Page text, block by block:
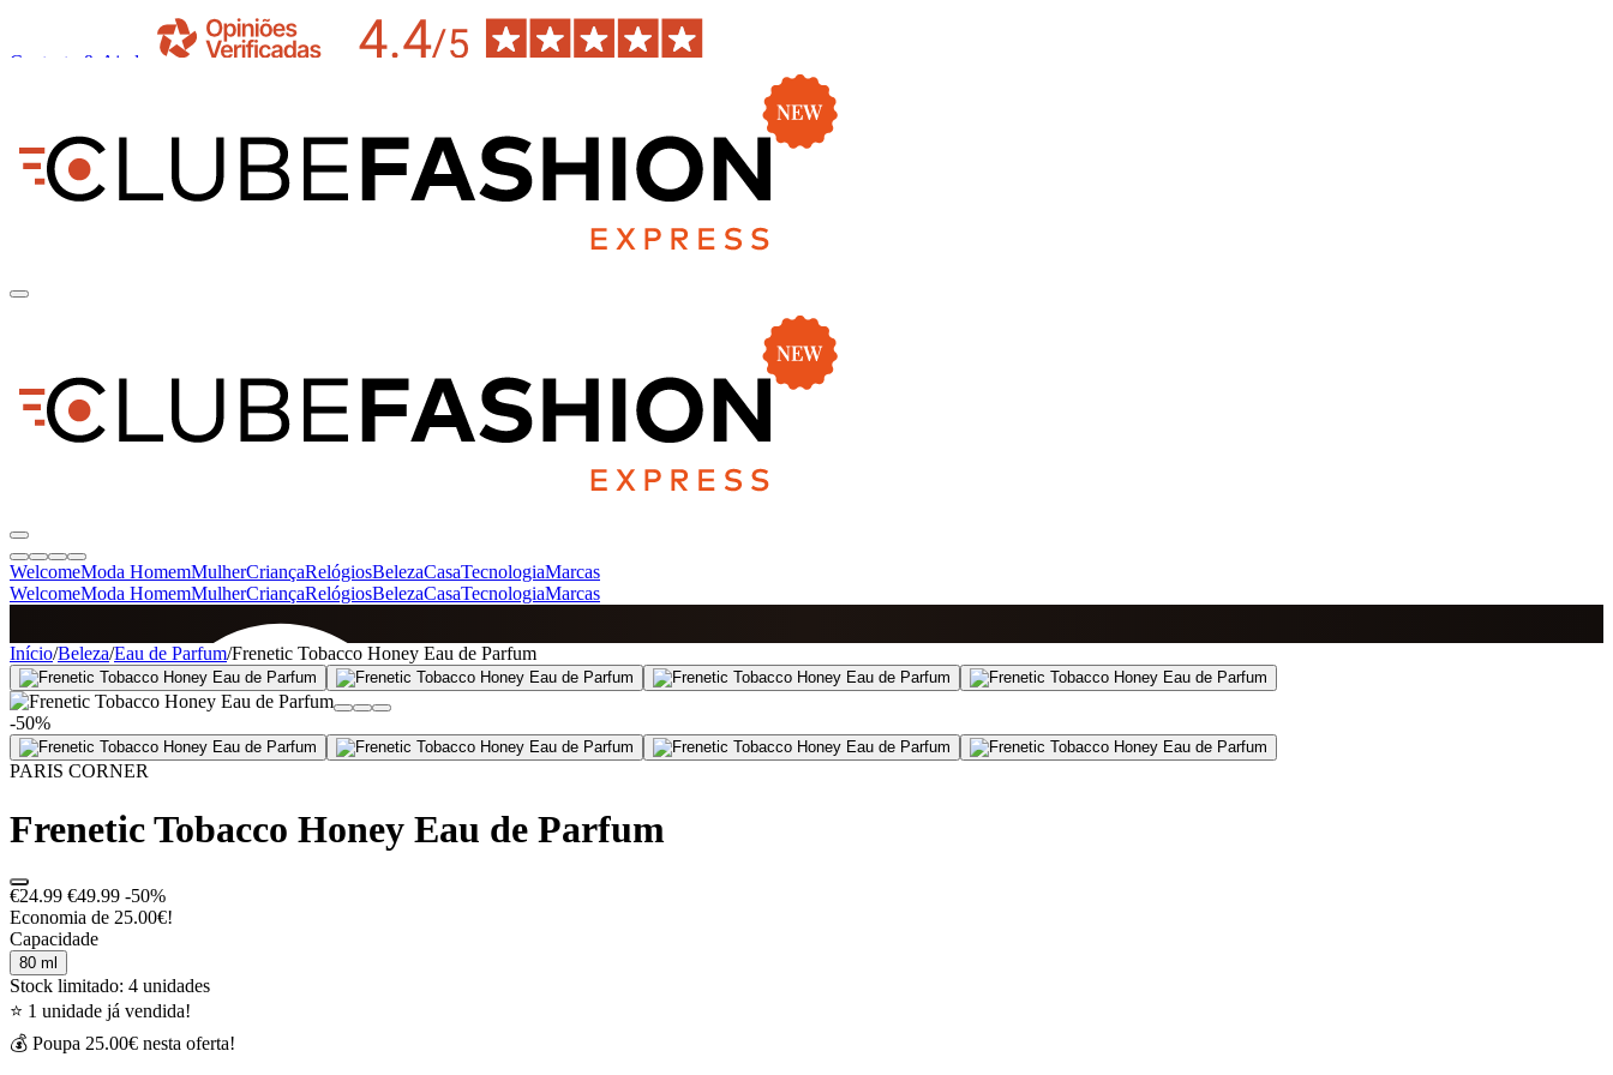
Contacto & Ajuda
WelcomeModa HomemMulherCriançaRelógiosBelezaCasaTecnologiaMarcas
WelcomeModa HomemMulherCriançaRelógiosBelezaCasaTecnologiaMarcas
SINCE 2005
+de 36.000 reviews
Início/Beleza/Eau de Parfum/Frenetic Tobacco Honey Eau de Parfum
-50%
PARIS CORNER
Frenetic Tobacco Honey Eau de Parfum
€24.99 €49.99 -50%
Economia de 25.00€!
Capacidade
80 ml
Stock limitado: 4 unidades
⭐ 1 unidade já vendida!
💰 Poupa 25.00€ nesta oferta!